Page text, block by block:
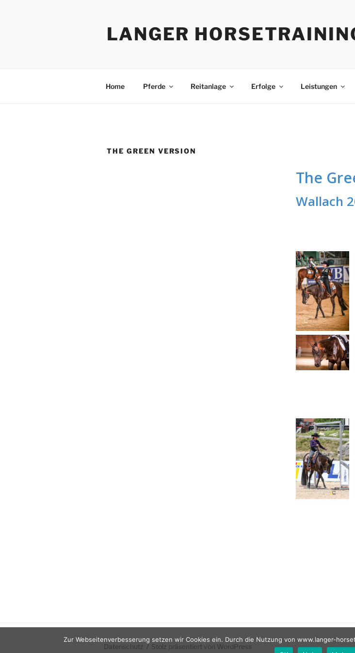
LANGER
Home Pferde Reitanlage Erfolge Leistungen
THE GREEN VERSION
The
Wallach
Datenschutz Stolz präsentiert von WordPress
Zur Webseitenverbesserung setzen wir Cookies ein. Durch die Nutzung von www.langer-